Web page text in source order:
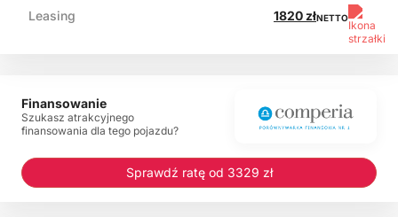
Leasing 1820 złNETTO
Finansowanie
Szukasz atrakcyjnego
finansowania dla tego pojazdu?
Sprawdź ratę od 3329 zł